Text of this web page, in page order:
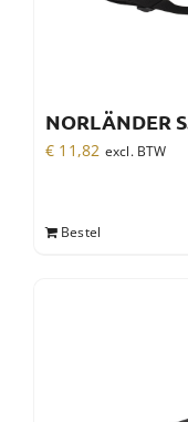
NORLÄNDER
€ 11,82 excl. BTW
Bestel